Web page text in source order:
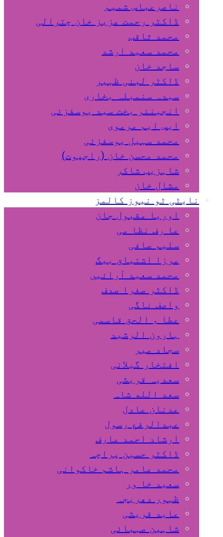
ناصرعباس شمیم
ڈاکٹر رحمت عزیز خان چترالی
محمد ثاقب
محمد سعید ارشد
ساجد خان
ڈاکٹر لبنی ظہیر
سیدہ سنمبلہ بخاری
انجینئر بخت سید یوسفزئی
ایس ایم مرموی
محمد سہیل یوسفزئی
محمد محسن خان (راجپوت)
شاہزیب شاکر
مشال خان
نایٹی ٹو نیوز کالمز
اوریا مقبول جان
عا رف نظا می
سلیم صافی
مرزا اشتیاق بیگ
محمد سعید آرائیں
ڈاکٹر صغرا صدف
واصف ناگی
عطا ء الحق قاسمی
ہارون الرشید
سجاد میر
افتخار گیلانی
سعدیہ قریشی
سعد الله شاہ
عدنان عادل
عبدالرفع رسول
ارشاد احمد عارف
ڈاکٹر حسین پراچہ
محمد عامر ہاشم خاکوانی
سعید خا ور
ظہور دھریجہ
عابد قریشی
شاہین صہبائی